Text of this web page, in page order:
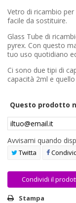
AREA RIVENDITORI
DICONO DI NOI
Vetro di ricambio
facile da sostituire.
Glass Tube di
pyrex. Con questo
tuo uso quotidiano
Ci sono due tipi di
capacità 2ml e
Questo prodotto
Avvisami quando
Twitta
Condividi il
Stampa